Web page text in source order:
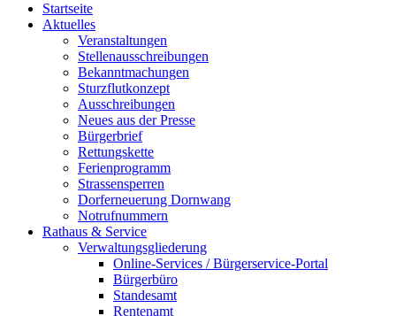
Startseite
Aktuelles
Veranstaltungen
Stellenausschreibungen
Bekanntmachungen
Sturzflutkonzept
Ausschreibungen
Neues aus der Presse
Bürgerbrief
Rettungskette
Ferienprogramm
Strassensperren
Dorferneuerung Dornwang
Notrufnummern
Rathaus & Service
Verwaltungsgliederung
Online-Services / Bürgerservice-Portal
Bürgerbüro
Standesamt
Rentenamt